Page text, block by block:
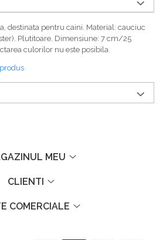
destinata pentru caini. Material: cauciuc
Plutitoare. Dimensiune: 7 cm/25
culorilor nu este posibila.
MEU
CLIENTI
COMERCIALE